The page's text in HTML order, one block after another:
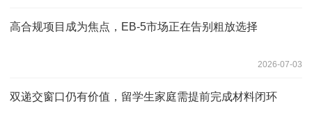
高合规项目成为焦点，EB-5市场正在告别粗放选择
2026-07-03
双递交窗口仍有价值，留学生家庭需提前完成材料闭环